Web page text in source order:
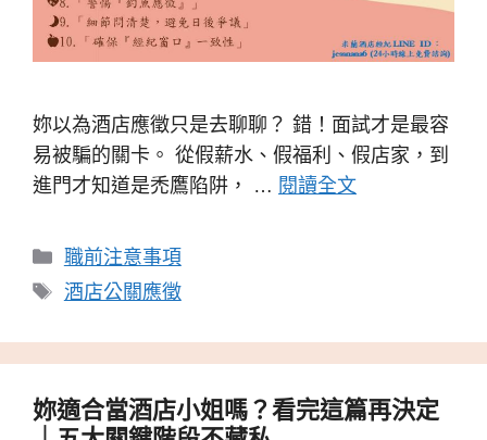
妳以為酒店應徵只是去聊聊？ 錯！面試才是最容
易被騙的關卡。 從假薪水、假福利、假店家，到
進門才知道是禿鷹陷阱， … 閱讀全文
分
類
職前注意事項
標
酒店公關應徵
妳適合當酒店小姐嗎？看完這篇再決定